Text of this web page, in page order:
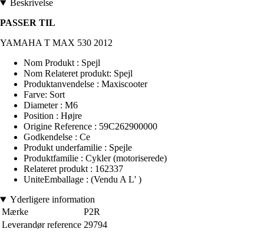
Beskrivelse
PASSER TIL
YAMAHA T MAX 530 2012
Nom Produkt : Spejl
Nom Relateret produkt: Spejl
Produktanvendelse : Maxiscooter
Farve: Sort
Diameter : M6
Position : Højre
Origine Reference : 59C262900000
Godkendelse : Ce
Produkt underfamilie : Spejle
Produktfamilie : Cykler (motoriserede)
Relateret produkt : 162337
UniteEmballage : (Vendu A L' )
Yderligere information
Mærke
P2R
Leverandør reference 29794